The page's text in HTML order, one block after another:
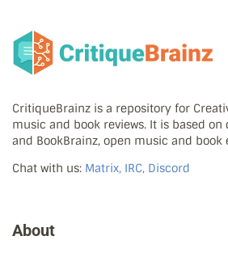
CritiqueBrainz is a repository for
music and book reviews. It is based
and BookBrainz, open music and book
Chat with us: Matrix, IRC, Discord
About